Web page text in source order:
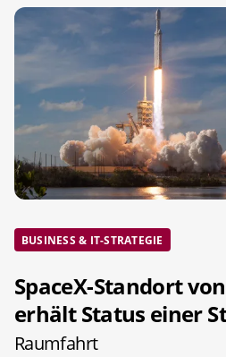
BUSINESS & IT-STRATEGIE
SpaceX-Standort
erhält Status einer
Raumfahrt